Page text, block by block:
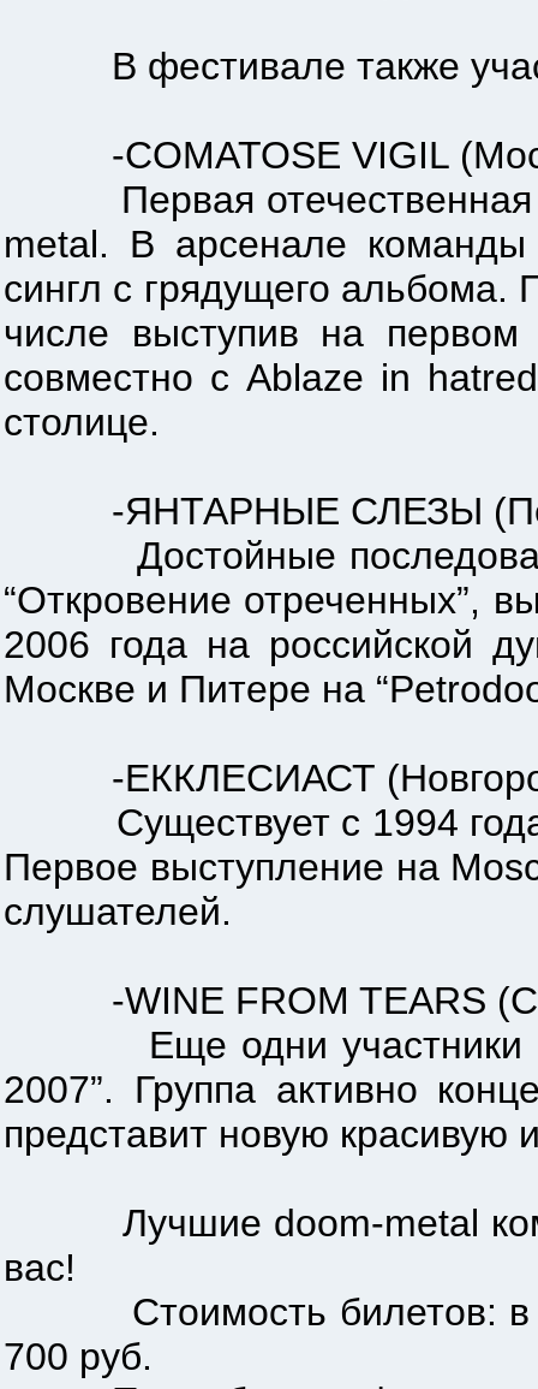
В фестивале также
-COMATOSE VIGIL
Первая отечественная
metal. В арсенале
сингл с грядущего альбома.
числе выступив на первом
совместно с Ablaze in
столице.
-ЯНТАРНЫЕ СЛЕЗЫ
Достойные
“Откровение отреченных”,
2006 года на российской
Москве и Питере на
-ЕККЛЕСИАСТ
Существует с 1994 года.
Первое выступление на
слушателей.
-WINE FROM TEARS
Еще одни участники
2007”. Группа активно
представит новую красивую
Лучшие doom-metal
вас!
Стоимость билетов: в
700 руб.